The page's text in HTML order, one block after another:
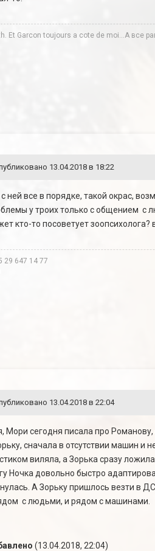
Et Garcon toujours a cote de moi...А все
13.04.2018 в 18:22
ней все в порядке, такой окрас,
у троих только с общением с
кто-то посоветует
29 647 14 77
13.04.2018 в 22:04
Мори сегодня писала про
сначала в отсутствии машин и
виляла, а Зорька сразу
Ночка довольно быстро
А Зорьку пришлось везти в
с людьми, и рядом с машинами.
(13.04.2018, 22:04)